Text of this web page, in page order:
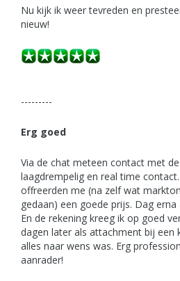
Nu kijk ik weer tevreden en
nieuw!
---------
Erg goed
Via de chat meteen contact met
laagdrempelig en real time
offreerden me (na zelf wat
gedaan) een goede prijs. Dag
En de rekening kreeg ik op goed
dagen later als attachment bij een
alles naar wens was. Erg
aanrader!